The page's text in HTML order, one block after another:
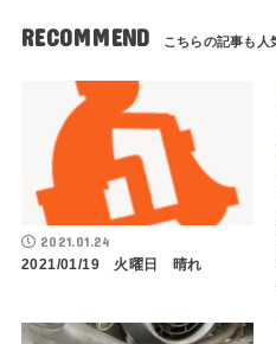
RECOMMEND
2021.01.24
2021/01/19 火曜日 晴れ